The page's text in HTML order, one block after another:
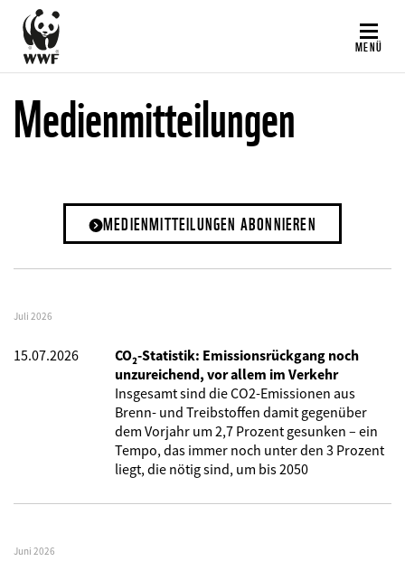
Direkt
zum
Inhalt
MENÜ
Medienmitteilungen
MEDIENMITTEILUNGEN ABONNIEREN
Juli 2026
15.07.2026
CO₂-Statistik: Emissionsrückgang noch
unzureichend, vor allem im Verkehr
Insgesamt sind die CO2-Emissionen aus
Brenn- und Treibstoffen damit gegenüber
dem Vorjahr um 2,7 Prozent gesunken – ein
Tempo, das immer noch unter den 3 Prozent
liegt, die nötig sind, um bis 2050
Juni 2026